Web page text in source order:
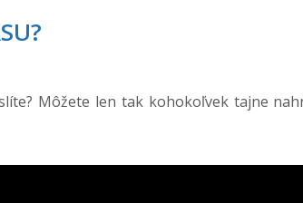
Môžete len tak kohokoľvek tajne